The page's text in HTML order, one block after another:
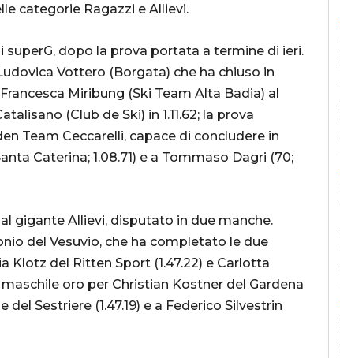
categorie Ragazzi e Allievi.
superG, dopo la prova portata a termine di ieri.
Vottero (Borgata) che ha chiuso in
Miribung (Ski Team Alta Badia) al
(Club de Ski) in 1.11.62; la prova
Team Ceccarelli, capace di concludere in
Caterina; 1.08.71) e a Tommaso Dagri (70;
gigante Allievi, disputato in due manche.
del Vesuvio, che ha completato le due
Klotz del Ritten Sport (1.47.22) e Carlotta
maschile oro per Christian Kostner del Gardena
del Sestriere (1.47.19) e a Federico Silvestrin